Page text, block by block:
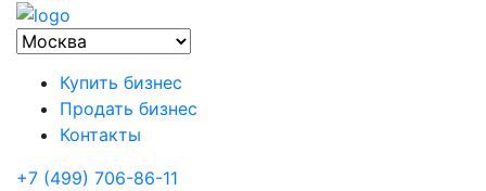
Купить бизнес
Продать бизнес
Контакты
+7 (499) 706-86-11